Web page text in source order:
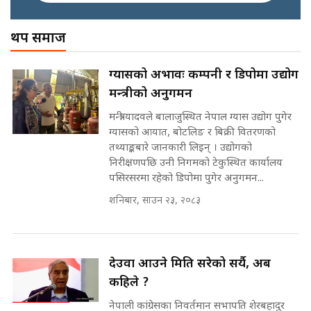
राष्ट्रिय सवालमा ९ दल एकजुट ||
Prachanda, Rabi, Gagan Stand
on the Same Page ||
SIDHAKURA ||
सहकारी पीडितसँग मन्त्री प्रतिभा रावलले
भनिन्–साथ दिनुहोस्, दबाब होइन ||
Sidhakura || Pratibha Rawal
Waterfall of Rasuwa ||
SIDHAKURA ||
SIDHAKURA
पोप्पोको पासोः कमाउने लोभमा घरबार नै
उठिबास | The Dark Side of
'Poppo Live'-SIDHAKURA
INVESTIGATION
घुसको डिल || Raj Kumar Gupta ||
घुसको डिल गर्ने मन्त्रीकाे राजिनामा,
SIDHAKURA ||
थप समाज
ग्यासको अभावः कम्पनी र डिपोमा उद्योग
मन्त्रीको अनुगमन
मन्त्री यादवले बालाजुस्थित नेपाल ग्यास उद्योग पुगेर
ग्यासको आयात, बोटलिङ र बिक्री वितरणको
तथ्याङ्कबारे जानकारी लिइन् । उद्योगको
निरीक्षणपछि उनी निगमको टेकुस्थित कार्यालय
पसिरसरमा रहेको डिपोमा पुगेर अनुगमन...
शनिबार, साउन २३, २०८३
देउवा आउने मिति सरेको सर्यै, अब
कहिले ?
नेपाली कांग्रेसका निवर्तमान सभापति शेरबहादुर